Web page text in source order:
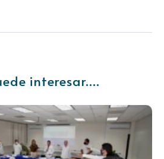
interesar....